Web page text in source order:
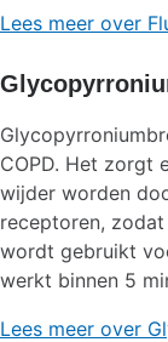
Lees meer over
COPD. Het zorgt
wijder worden
receptoren,
wordt gebruikt
werkt binnen 5
Lees meer over